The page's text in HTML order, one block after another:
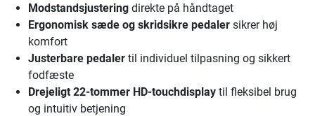
Modstandsjustering direkte på håndtaget
Ergonomisk sæde og skridsikre pedaler sikrer høj
komfort
Justerbare pedaler til individuel tilpasning og sikkert
fodfæste
Drejeligt 22-tommer HD-touchdisplay til fleksibel brug
og intuitiv betjening